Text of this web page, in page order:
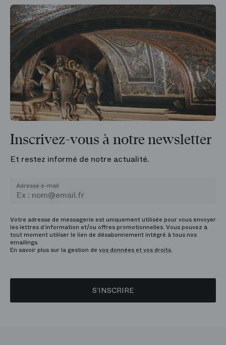
Inscrivez-vous à notre newsletter
Et restez informé de notre actualité.
Adresse e-mail
Votre adresse de messagerie est uniquement utilisée pour vous envoyer
les lettres d’information et/ou offres promotionnelles. Vous pouvez à
tout moment utiliser le lien de désabonnement intégré à tous nos
emailings.
En savoir plus sur la gestion de vos données et vos droits.
S’INSCRIRE